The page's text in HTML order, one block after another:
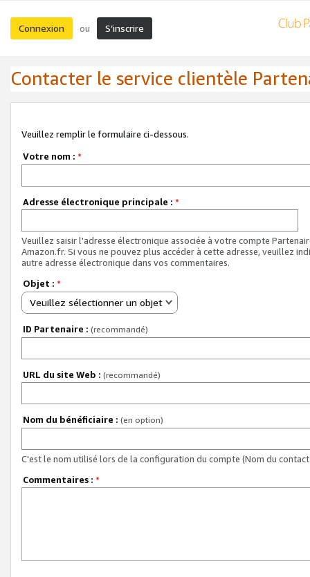
Connexion ou S’inscrire
Contacter le service clientèle
Veuillez remplir le formulaire ci-dessous.
Votre nom : *
Adresse électronique principale : *
Veuillez saisir l'adresse électronique associée à votre compte
Amazon.fr. Si vous ne pouvez plus accéder à cette adresse, veuillez
autre adresse électronique dans vos commentaires.
Objet : *
Veuillez sélectionner un objet
ID Partenaire : (recommandé)
URL du site Web : (recommandé)
Nom du bénéficiaire : (en option)
C'est le nom utilisé lors de la configuration du compte (Nom du
Commentaires : *